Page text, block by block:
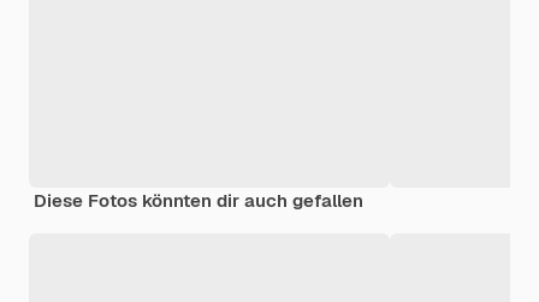
Diese Fotos könnten dir auch gefallen